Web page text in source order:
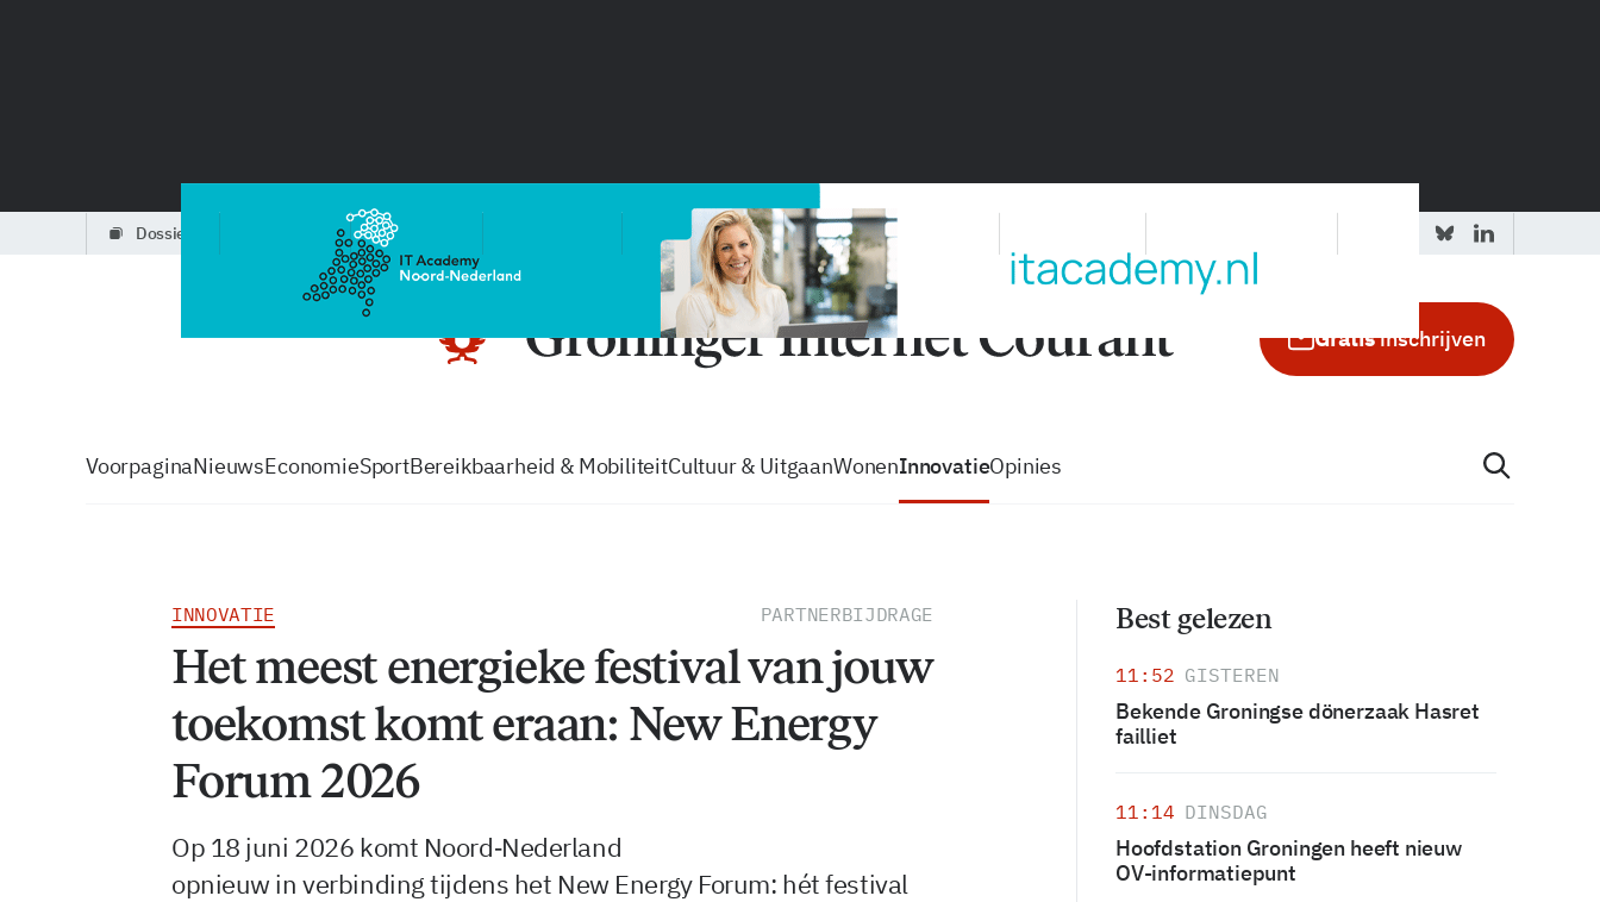
dossiers zo volg je de GIC
Gratisinschrijven
VoorpaginaNieuwsEconomieSportBereikbaarheid & MobiliteitCultuur & UitgaanWonenInnovatieOpinies
INNOVATIE PARTNERBIJDRAGE
Het meest energieke festival van jouw
toekomst komt eraan: New Energy
Forum 2026
Op 18 juni 2026 komt Noord‑Nederland
opnieuw in verbinding tijdens het New Energy Forum: hét festival
Best gelezen
11:52 GISTEREN
Bekende Groningse dönerzaak Hasret
failliet
11:14 DINSDAG
Hoofdstation Groningen heeft nieuw
OV-informatiepunt